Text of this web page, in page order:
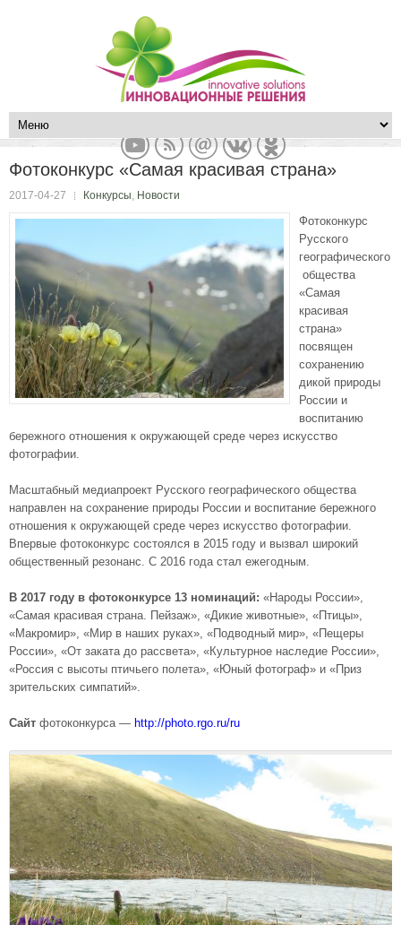
Фотоконкурс «Самая красивая страна»
2017-04-27 Конкурсы, Новости
Фотоконкурс
Русского
географического
общества
«Самая
красивая
страна»
посвящен
сохранению
дикой природы
России и
воспитанию
бережного отношения к окружающей среде через искусство
фотографии.
Масштабный медиапроект Русского географического общества
направлен на сохранение природы России и воспитание бережного
отношения к окружающей среде через искусство фотографии.
Впервые фотоконкурс состоялся в 2015 году и вызвал широкий
общественный резонанс. С 2016 года стал ежегодным.
В 2017 году в фотоконкурсе 13 номинаций: «Народы России»,
«Самая красивая страна. Пейзаж», «Дикие животные», «Птицы»,
«Макромир», «Мир в наших руках», «Подводный мир», «Пещеры
России», «От заката до рассвета», «Культурное наследие России»,
«Россия с высоты птичьего полета», «Юный фотограф» и «Приз
зрительских симпатий».
Сайт фотоконкурса — http://photo.rgo.ru/ru